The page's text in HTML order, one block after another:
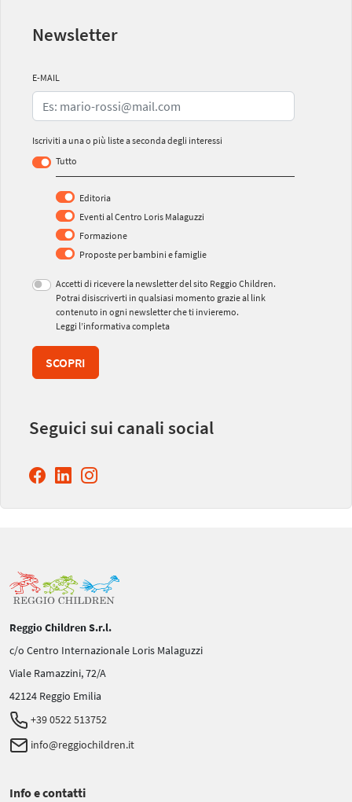
Newsletter
E-MAIL
Iscriviti a una o più liste a seconda degli interessi
Tutto
Editoria
Eventi al Centro Loris Malaguzzi
Formazione
Proposte per bambini e famiglie
Accetti di ricevere la newsletter del sito Reggio Children.
Potrai disiscriverti in qualsiasi momento grazie al link
contenuto in ogni newsletter che ti invieremo.
Leggi l’informativa completa
SCOPRI
Seguici sui canali social
Reggio Children S.r.l.
c/o Centro Internazionale Loris Malaguzzi
Viale Ramazzini, 72/A
42124 Reggio Emilia
+39 0522 513752
info@reggiochildren.it
Info e contatti